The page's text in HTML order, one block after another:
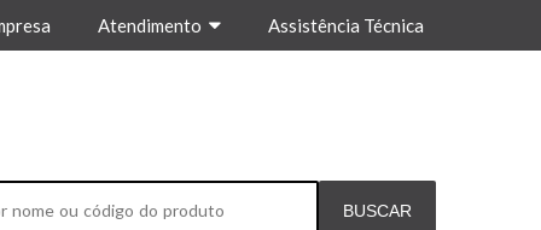
Atendimento Assistência Técnica